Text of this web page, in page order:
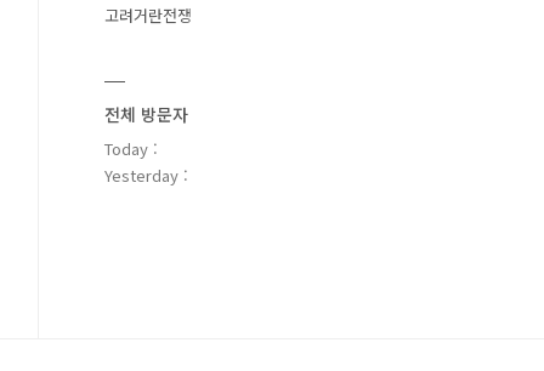
고려거란전쟁
전체 방문자
Today :
Yesterday :